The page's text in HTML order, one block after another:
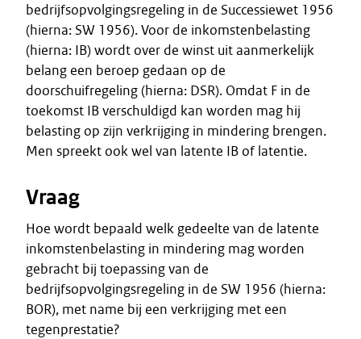
bedrijfsopvolgingsregeling in de Successiewet 1956
(hierna: SW 1956). Voor de inkomstenbelasting
(hierna: IB) wordt over de winst uit aanmerkelijk
belang een beroep gedaan op de
doorschuifregeling (hierna: DSR). Omdat F in de
toekomst IB verschuldigd kan worden mag hij
belasting op zijn verkrijging in mindering brengen.
Men spreekt ook wel van latente IB of latentie.
Vraag
Hoe wordt bepaald welk gedeelte van de latente
inkomstenbelasting in mindering mag worden
gebracht bij toepassing van de
bedrijfsopvolgingsregeling in de SW 1956 (hierna:
BOR), met name bij een verkrijging met een
tegenprestatie?